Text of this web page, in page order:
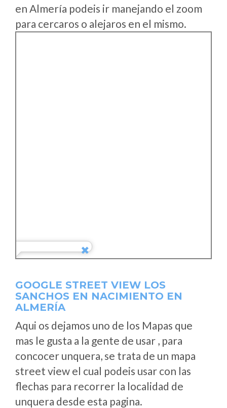
en Almería podeis ir manejando el zoom
para cercaros o alejaros en el mismo.
GOOGLE STREET VIEW LOS
SANCHOS EN NACIMIENTO EN
ALMERÍA
Aqui os dejamos uno de los Mapas que
mas le gusta a la gente de usar , para
concocer unquera, se trata de un mapa
street view el cual podeis usar con las
flechas para recorrer la localidad de
unquera desde esta pagina.